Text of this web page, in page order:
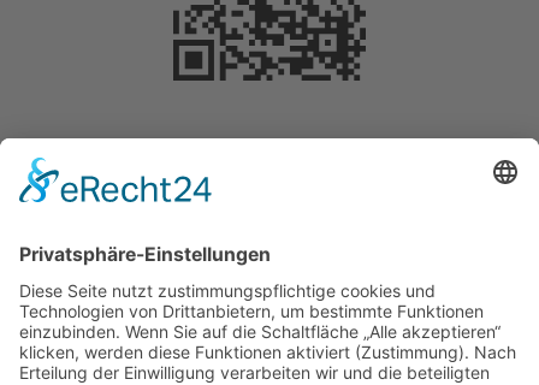
Selbstverständlich können Sie Ihre Spende
Euro benötigen Sie keine gesonderte
Bescheinigung. Die Vorlage des
Überweisungsträgers bei der Steuererklärung
reicht aus, um die Spende steuermindernd geltend